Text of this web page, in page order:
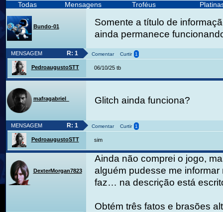
Todas Mensagens Troféus
Bundo-01
Somente a título de
ainda permanece
MENSAGEM R: 1 Comentar Curtir 1
PedroaugustoSTT 06/10/25 tb
mafragabriel_ Glitch ainda funciona?
MENSAGEM R: 1 Comentar Curtir 1
PedroaugustoSTT sim
DexterMorgan7823
Ainda não comprei o jogo,
alguém pudesse me
faz… na descrição está
Obtém três fatos e brasões